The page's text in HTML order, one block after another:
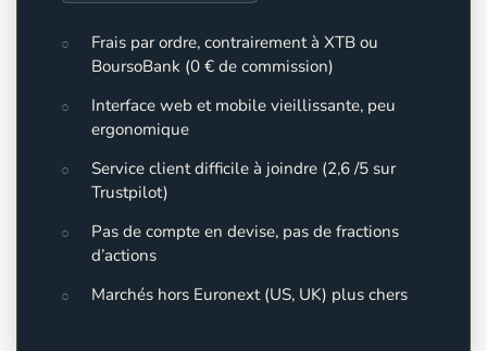
Frais par ordre, contrairement à XTB ou
BoursoBank (0 € de commission)
Interface web et mobile vieillissante, peu
ergonomique
Service client difficile à joindre (2,6 /5 sur
Trustpilot)
Pas de compte en devise, pas de fractions
d’actions
Marchés hors Euronext (US, UK) plus chers